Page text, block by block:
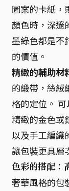
圖案的卡紙，
顏色時，深邃
墨綠色都是不
的價值。
精緻的輔助材
的緞帶，絲絨
格的定位。
精緻的金色或
以及手工編織
讓包裝更具層
色彩的搭配：
奢華風格的包